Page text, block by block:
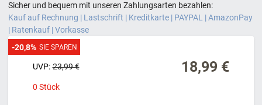
Sicher und bequem mit unseren Zahlungsarten bezahlen:
Kauf auf Rechnung | Lastschrift | Kreditkarte | PAYPAL | AmazonPay
| Ratenkauf | Vorkasse
18,99 €
UVP: 23,99 €
0 Stück
-20,8% SIE SPAREN